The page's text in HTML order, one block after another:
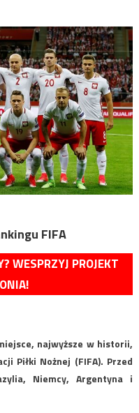
FIFA
WESPRZYJ PROJEKT
najwyższe w historii,
Piłki Nożnej (FIFA). Przed
Niemcy, Argentyna i